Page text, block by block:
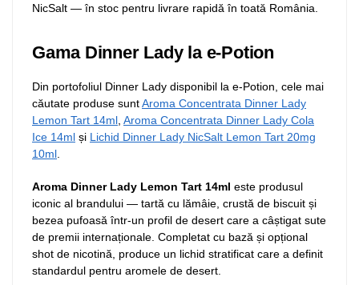
NicSalt — în stoc pentru livrare rapidă în toată România.
Gama Dinner Lady la e-Potion
Din portofoliul Dinner Lady disponibil la e-Potion, cele mai
căutate produse suntAroma Concentrata Dinner Lady
Lemon Tart 14ml Aroma Concentrata Dinner Lady Cola
Ice 14ml și Lichid Dinner Lady NicSalt Lemon Tart 20mg
10ml
Aroma Dinner Lady Lemon Tart 14ml este produsul
iconic al brandului — tartă cu lămâie, crustă de biscuit și
bezea pufoasă într-un profil de desert care a câștigat sute
de premii internaționale. Completat cu bază și opțional
shot de nicotină, produce un lichid stratificat care a definit
standardul pentru aromele de desert.